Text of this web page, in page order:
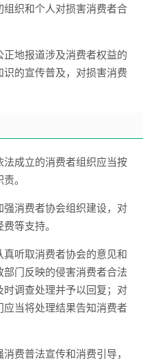
织和个人对损害消费者合
地报道涉及消费者权益的
的宣传普及，对损害消费
成立的消费者组织应当按
。
消费者协会组织建设，对
等支持。
听取消费者协会的意见和
门反映的侵害消费者合法
调查处理并予以回复；对
当将处理结果告知消费者
费普法宣传和消费引导，